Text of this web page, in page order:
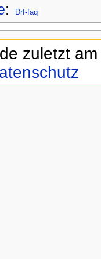
: Drf-faq
zuletzt